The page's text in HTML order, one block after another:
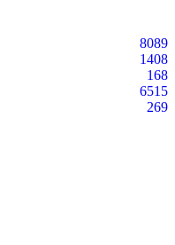
8089
1408
168
6515
269